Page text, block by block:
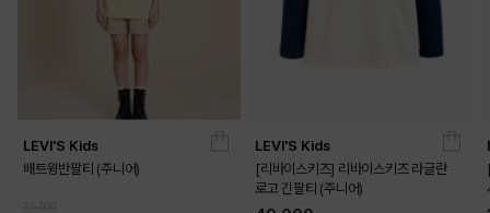
LEVI'S Kids
배트윙반팔티 (주니어)
LEVI'S Kids
[리바이스키즈] 리바이스키즈 라글란
로고 긴팔티 (주니어)